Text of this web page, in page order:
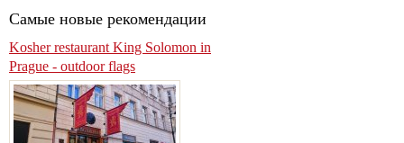
Самые новые рекомендации
Kosher restaurant King Solomon in
Prague - outdoor flags